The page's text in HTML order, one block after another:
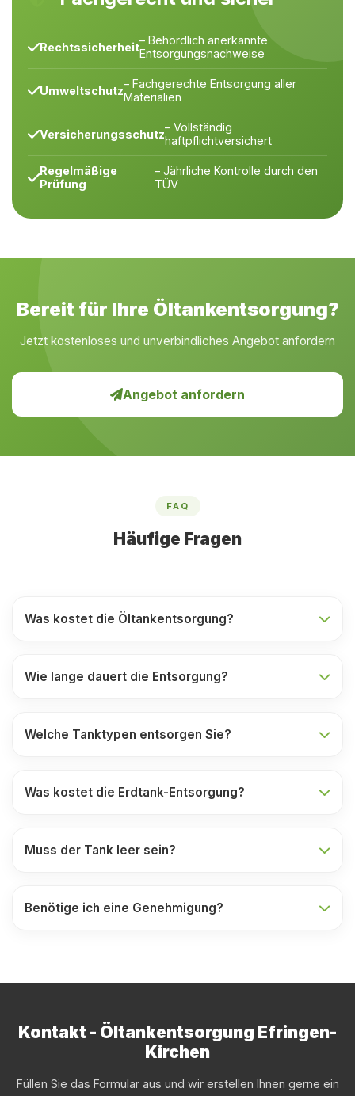
Rechtssicherheit– Behördlich anerkannte
Entsorgungsnachweise
Umweltschutz– Fachgerechte Entsorgung aller
Materialien
Versicherungsschutz– Vollständig
haftpflichtversichert
Regelmäßige
Prüfung
– Jährliche Kontrolle durch den
TÜV
Bereit für Ihre Öltankentsorgung?
Jetzt kostenloses und unverbindliches Angebot anfordern
Angebot anfordern
FAQ
Häufige Fragen
Was kostet die Öltankentsorgung?
Wie lange dauert die Entsorgung?
Welche Tanktypen entsorgen Sie?
Was kostet die Erdtank-Entsorgung?
Muss der Tank leer sein?
Benötige ich eine Genehmigung?
Kontakt - Öltankentsorgung Efringen-
Kirchen
Füllen Sie das Formular aus und wir erstellen Ihnen gerne ein